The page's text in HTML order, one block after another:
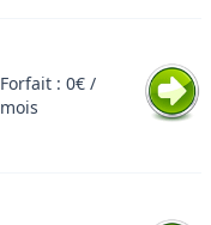
Forfait : 0€ /
mois